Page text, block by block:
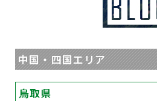
中国・四国エリア
鳥取県